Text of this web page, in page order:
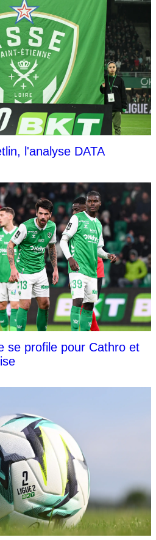
l'analyse DATA
se profile pour Cathro et